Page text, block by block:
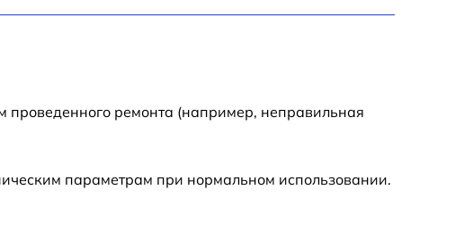
проведенного ремонта (например, неправильная
параметрам при нормальном использовании.